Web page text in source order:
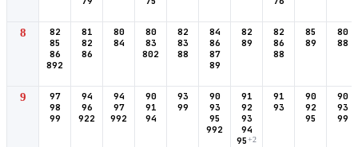
8
82
85
86
892
81
82
86
80
84
80
83
802
82
83
88
84
86
87
89
82
89
82
86
88
85
89
80
88
9
97
98
99
94
96
922
94
97
992
90
91
94
93
99
90
93
95
992
91
92
93
94
95+2
91
93
90
92
95
90
93
99